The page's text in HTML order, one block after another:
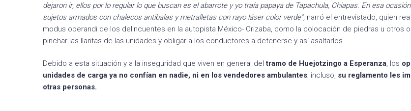
dejaron ir; ellos por lo regular lo que buscan es el abarrote y yo traía papaya de Tapachula, Chiapas. En esa
sujetos armados con chalecos antibalas y metralletas con rayo láser color verde”, narró el entrevistado, quien
modus operandi de los delincuentes en la autopista México- Orizaba, como la colocación de piedras u otros
pinchar las llantas de las unidades y obligar a los conductores a detenerse y así asaltarlos.
Debido a esta situación y a la inseguridad que viven en general del tramo de Huejotzingo a Esperanza, los
unidades de carga ya no confían en nadie, ni en los vendedores ambulantes; incluso, su reglamento les
otras personas.